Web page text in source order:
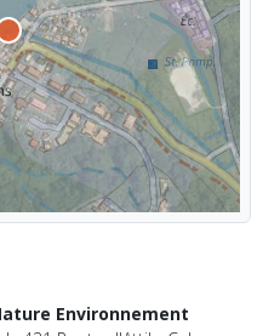
Environnement